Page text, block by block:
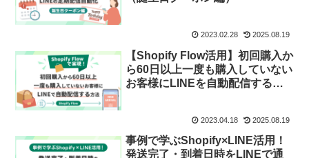
2023.02.28 2025.08.19
【Shopify Flow活用】初回購入か
ら60日以上一度も購入していない
お客様にLINEを自動配信する方
2023.04.18 2025.08.19
事例で学ぶShopify×LINE活用！
発送完了・到着日時をLINEで通